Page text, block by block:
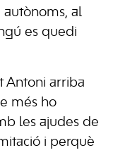
autònoms, al
es quedi
Antoni arriba
més ho
les ajudes de
i perquè